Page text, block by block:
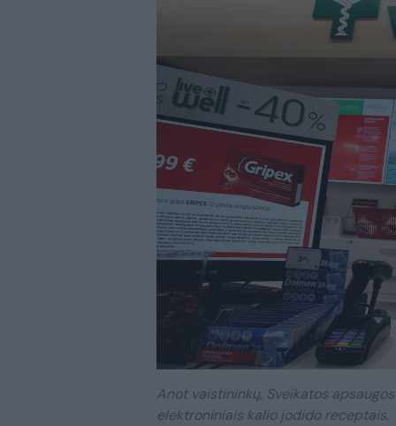
Anot vaistininkų, Sveikatos
elektroniniais kalio jodido receptais.